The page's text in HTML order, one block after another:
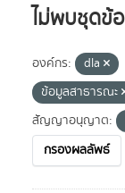
ไม่พบชุดข้
องค์กร: dla
ข้อมูลสาธารณะ
สัญญาอนุญาต:
กรองผลลัพธ์